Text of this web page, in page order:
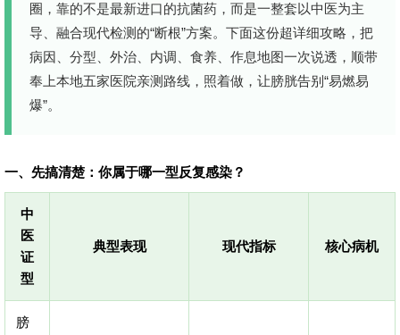
圈，靠的不是最新进口的抗菌药，而是一整套以中医为主
导、融合现代检测的“断根”方案。下面这份超详细攻略，把
病因、分型、外治、内调、食养、作息地图一次说透，顺带
奉上本地五家医院亲测路线，照着做，让膀胱告别“易燃易
爆”。
一、先搞清楚：你属于哪一型反复感染？
中
医
证
型
典型表现 现代指标 核心病机
膀